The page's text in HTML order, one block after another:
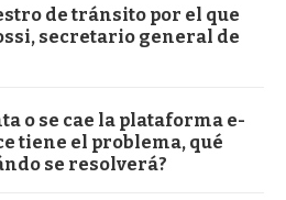
de tránsito por el que
secretario general de
o se cae la plataforma e-
tiene el problema, qué
se resolverá?